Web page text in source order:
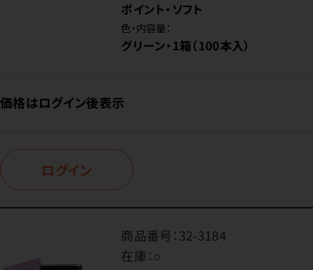
ポイント・ソフト
色・内容量：
グリーン・1箱（100本入）
価格はログイン後表示
ログイン
商品番号：32-3184
在庫：○